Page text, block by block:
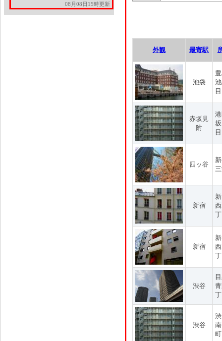
08月08日15時更新
外観 最寄駅
池袋
赤坂見
附
目
四ッ谷
新宿
新宿
渋谷
渋谷